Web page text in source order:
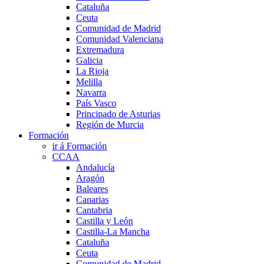
Cataluña
Ceuta
Comunidad de Madrid
Comunidad Valenciana
Extremadura
Galicia
La Rioja
Melilla
Navarra
País Vasco
Principado de Asturias
Región de Murcia
Formación
ir á Formación
CCAA
Andalucía
Aragón
Baleares
Canarias
Cantabria
Castilla y León
Castilla-La Mancha
Cataluña
Ceuta